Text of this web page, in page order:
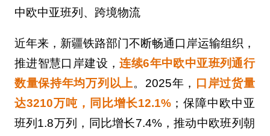
中欧中亚班列、跨境物流
近年来，新疆铁路部门不断畅通口岸运输组织，
推进智慧口岸建设，连续6年中欧中亚班列通行
数量保持年均万列以上。2025年，
口岸过货量
达3210万吨，同比增长12.1%；保障中欧中亚
班列1.8万列，同比增长7.4%，推动中欧班列朝